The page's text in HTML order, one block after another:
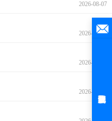
2026-08-07
2026-08-07
2026-08-07
2026-08-07